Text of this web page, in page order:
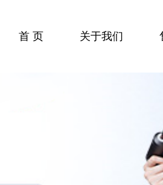
首 页 关于我们